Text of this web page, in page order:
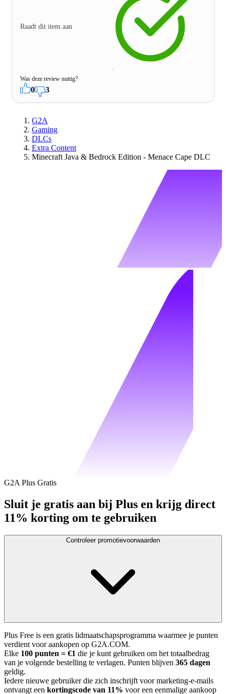
Raadt dit item aan
Was deze review nuttig?
0 3
G2A
Gaming
DLCs
Extra Content
Minecraft Java & Bedrock Edition - Menace Cape DLC
G2A Plus Gratis
Sluit je gratis aan bij Plus en krijg direct
11% korting om te gebruiken
Controleer promotievoorwaarden
Plus Free is een gratis lidmaatschapsprogramma waarmee je punten
verdient voor aankopen op G2A.COM.
Elke 100 punten = €1 die je kunt gebruiken om het totaalbedrag
van je volgende bestelling te verlagen. Punten blijven 365 dagen
geldig.
Iedere nieuwe gebruiker die zich inschrijft voor marketing-e-mails
ontvangt een kortingscode van 11% voor een eenmalige aankoop